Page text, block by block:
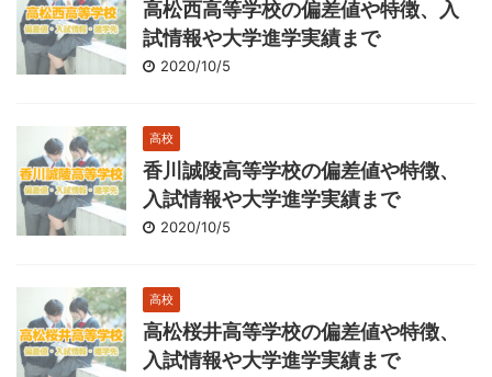
高松西高等学校の偏差値や特徴、入
試情報や大学進学実績まで
2020/10/5
高校
香川誠陵高等学校の偏差値や特徴、
入試情報や大学進学実績まで
2020/10/5
高校
高松桜井高等学校の偏差値や特徴、
入試情報や大学進学実績まで